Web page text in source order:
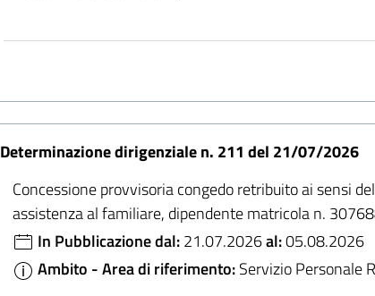
Determinazione dirigenziale n. 211 del 21/07/2026
Concessione provvisoria congedo retribuito ai sensi
assistenza al familiare, dipendente matricola n.
In Pubblicazione dal:21.07.2026al:05.08.2026
Ambito - Area di riferimento:Servizio Personale